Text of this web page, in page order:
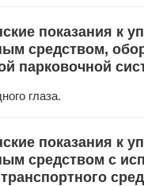
показания к
средством,
парковочной
глаза.
показания к
средством с